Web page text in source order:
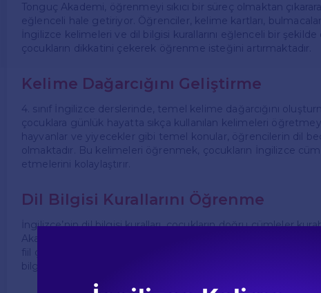
Tonguç Akademi, öğrenmeyi sıkıcı bir süreç olmaktan
eğlenceli hale getiriyor. Öğrenciler, kelime kartları,
İngilizce kelimeleri ve dil bilgisi kurallarını eğlenceli bir
çocukların dikkatini çekerek öğrenme isteğini artırmaktadır.
Kelime Dağarcığını Geliştirme
4. sınıf İngilizce derslerinde, temel kelime dağarcığını
çocuklara günlük hayatta sıkça kullanılan kelimeleri
hayvanlar ve yiyecekler gibi temel konular, öğrencilerin dil
olmaktadır. Bu kelimeleri öğrenmek, çocukların İngilizce
etmelerini kolaylaştırır.
Dil Bilgisi Kurallarını Öğrenme
İngilizce’nin dil bilgisi kuralları, çocukların doğru cümleler
Akademi, dil bilgisi konularını eğlenceli bir şekilde
fiil çekimleri gibi konular, çeşitli örnekler ve aktivitelerle
bilgisi kurallarını kolayca öğrenir ve uygulama fırsatı bulurlar.